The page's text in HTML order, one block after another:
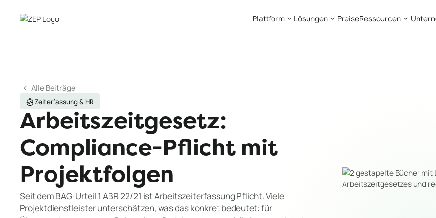
Plattform Lösungen PreiseRessourcen
Alle Beiträge
Zeiterfassung & HR
Arbeitszeitgesetz:
Compliance-Pflicht mit
Projektfolgen
Seit dem BAG-Urteil 1 ABR 22/21 ist Arbeitszeiterfassung Pflicht. Viele
Projektdienstleister unterschätzen, was das konkret bedeutet: für